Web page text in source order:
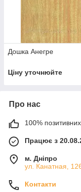
Дошка Анегре
Ціну уточнюйте
Про нас
100% позитивних
Працює з
м. Дніпро
ул. Канатная,
Контакти